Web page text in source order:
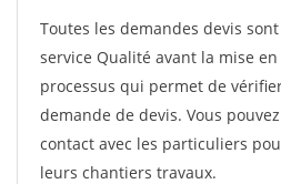
Toutes les demandes devis
service Qualité avant la mise
processus qui permet de
demande de devis. Vous
contact avec les particuliers
leurs chantiers travaux.